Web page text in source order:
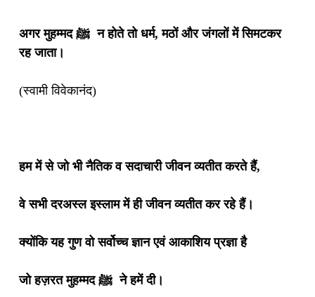
अगर मुहम्मद ﷺ न होते तो धर्म, मठों और जंगलों में सिमटकर
रह जाता।
(स्वामी विवेकानंद)
हम में से जो भी नैतिक व सदाचारी जीवन व्यतीत करते हैं,
वे सभी दरअस्ल इस्लाम में ही जीवन व्यतीत कर रहे हैं।
क्योंकि यह गुण वो सर्वोच्च ज्ञान एवं आकाशिय प्रज्ञा है
जो हज़रत मुहम्मद ﷺ ने हमें दी।